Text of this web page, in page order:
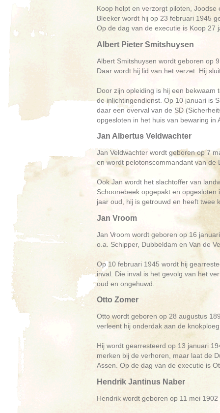
Koop helpt en verzorgt piloten,
Bleeker wordt hij op 23 februari 1945
Op de dag van de executie is Koop 27
Albert Pieter Smitshuysen
Albert Smitshuysen wordt geboren op
Daar wordt hij lid van het verzet. Hij
Door zijn opleiding is hij een
de inlichtingendienst. Op 10 januari is
daar een overval van de SD
opgesloten in het huis van bewaring in
Jan Albertus Veldwachter
Jan Veldwachter wordt geboren op 7
en wordt pelotonscommandant van
Ook Jan wordt het slachtoffer van
Schoonebeek opgepakt en
jaar oud, hij is getrouwd en heeft twee
Jan Vroom
Jan Vroom wordt geboren op 16
o.a. Schipper, Dubbeldam en Van de
Op 10 februari 1945 wordt hij
inval. Die inval is het gevolg van het
oud en ongehuwd.
Otto Zomer
Otto wordt geboren op 28 augustus
verleent hij onderdak aan de
Hij wordt gearresteerd op 13 januari
merken bij de verhoren, maar laat de
Assen. Op de dag van de executie is
Hendrik Jantinus Naber
Hendrik wordt geboren op 11 mei